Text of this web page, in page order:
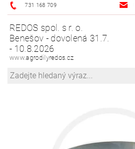
731 168 709
REDOS spol. s r. o.
Benešov - dovolená 31.7.
- 10.8.2026
www.agrodilyredos.cz